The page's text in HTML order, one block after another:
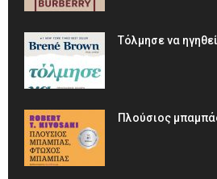
Τόλμησε να
Πλούσιος